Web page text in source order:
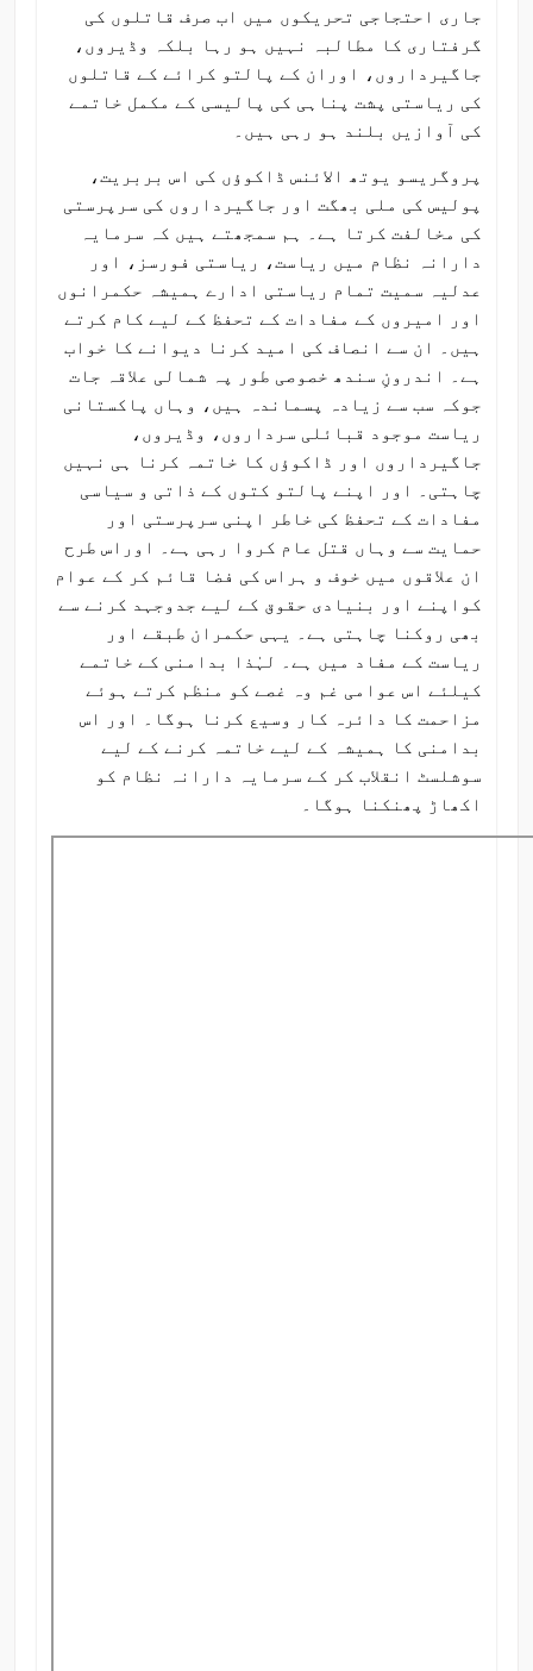
جاری احتجاجی تحریکوں میں اب صرف قاتلوں کی
گرفتاری کا مطالبہ نہیں ہو رہا بلکہ وڈیروں،
جاگیرداروں، اوران کے پالتو کرائے کے قاتلوں
کی ریاستی پشت پناہی کی پالیسی کے مکمل خاتمے
کی آوازیں بلند ہو رہی ہیں۔
پروگریسو یوتھ الائنس ڈاکوؤں کی اس بربریت،
پولیس کی ملی بھگت اور جاگیرداروں کی سرپرستی
کی مخالفت کرتا ہے۔ ہم سمجھتے ہیں کہ سرمایہ
دارانہ نظام میں ریاست، ریاستی فورسز، اور
عدلیہ سمیت تمام ریاستی ادارے ہمیشہ حکمرانوں
اور امیروں کے مفادات کے تحفظ کے لیے کام کرتے
ہیں۔ ان سے انصاف کی امید کرنا دیوانے کا خواب
ہے۔ اندرونِ سندھ خصوصی طور پہ شمالی علاقہ جات
جوکہ سب سے زیادہ پسماندہ ہیں، وہاں پاکستانی
ریاست موجود قبائلی سرداروں، وڈیروں،
جاگیرداروں اور ڈاکوؤں کا خاتمہ کرنا ہی نہیں
چاہتی۔ اور اپنے پالتو کتوں کے ذاتی و سیاسی
مفادات کے تحفظ کی خاطر اپنی سرپرستی اور
حمایت سے وہاں قتل عام کروا رہی ہے۔ اوراس طرح
ان علاقوں میں خوف و ہراس کی فضا قائم کر کے عوام
کواپنے اور بنیادی حقوق کے لیے جدوجہد کرنے سے
بھی روکنا چاہتی ہے۔ یہی حکمران طبقے اور
ریاست کے مفاد میں ہے۔ لہٰذا بدامنی کے خاتمے
کیلئے اس عوامی غم وہ غصے کو منظم کرتے ہوئے
مزاحمت کا دائرہ کار وسیع کرنا ہوگا۔ اور اس
بدامنی کا ہمیشہ کے لیے خاتمہ کرنے کے لیے
سوشلسٹ انقلاب کر کے سرمایہ دارانہ نظام کو
اکھاڑ پھنکنا ہوگا۔